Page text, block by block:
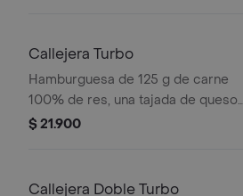
bebida PET
Callejera Turbo
Hamburguesa de 125 g de carne
100% de res, una tajada de queso
tipo mozzarella, papas callejera,
$ 21.900
Callejera Doble Turbo